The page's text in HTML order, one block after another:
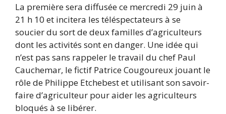
La première sera diffusée ce mercredi 29 juin à
21 h 10 et incitera les téléspectateurs à se
soucier du sort de deux familles d’agriculteurs
dont les activités sont en danger. Une idée qui
n’est pas sans rappeler le travail du chef Paul
Cauchemar, le fictif Patrice Cougoureux jouant le
rôle de Philippe Etchebest et utilisant son savoir-
faire d’agriculteur pour aider les agriculteurs
bloqués à se libérer.